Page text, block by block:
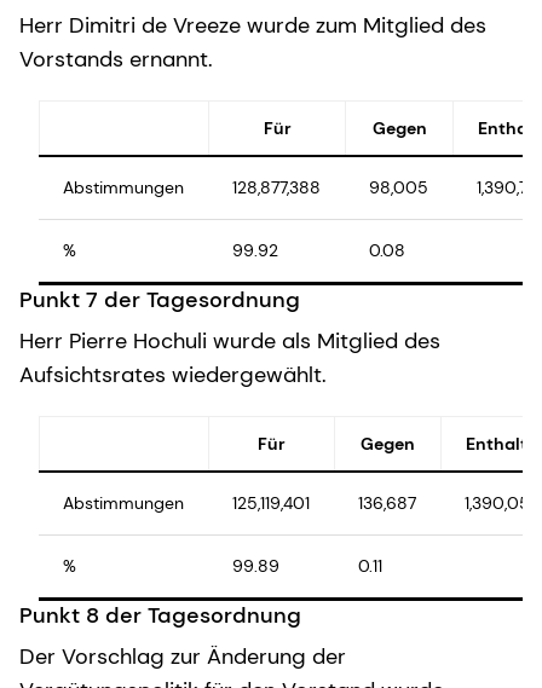
Herr Dimitri de Vreeze wurde zum Mitglied des
Vorstands ernannt.
Für Gegen
Abstimmungen 128,877,388 98,005 1,390,781
% 99.92 0.08
Punkt 7 der Tagesordnung
Herr Pierre Hochuli wurde als Mitglied des
Aufsichtsrates wiedergewählt.
Für Gegen
Abstimmungen 125,119,401 136,687 1,390,051
% 99.89 0.11
Punkt 8 der Tagesordnung
Der Vorschlag zur Änderung der